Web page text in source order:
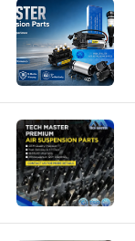
ΠΟΛΙΤΙΚΉ